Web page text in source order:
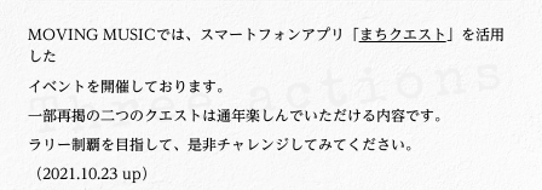
MOVING MUSICでは、スマートフォンアプリ「 まちクエスト
」を活用
した
イベントを開催しております。
一部再掲の二つのクエストは通年楽しんでいただける内容です。
ラリー制覇を目指して、是非チャレンジしてみてください。
（2021.10.23 up）